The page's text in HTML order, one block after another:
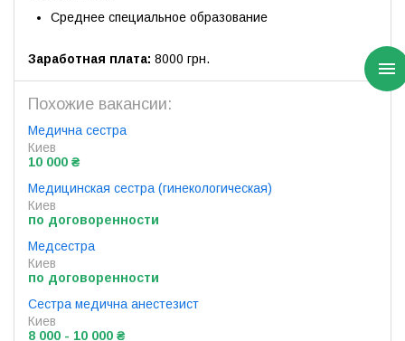
Среднее специальное образование
Заработная плата: 8000 грн.
Похожие вакансии:
Медична сестра
Киев
10 000 ₴
Медицинская сестра (гинекологическая)
Киев
по договоренности
Медсестра
Киев
по договоренности
Сестра медична анестезист
Киев
8 000 - 10 000 ₴